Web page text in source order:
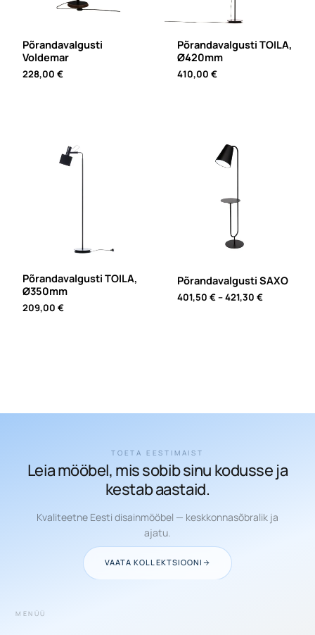
Põrandavalgusti
Voldemar
228,00€
Põrandavalgusti TOILA,
Ø420mm
410,00 €
Põrandavalgusti TOILA,
Ø350mm
209,00€
Põrandavalgusti SAXO
401,50 €–421,30 €Price
TOETA EESTIMAIST
Leia mööbel, mis sobib sinu kodusse ja
kestab aastaid.
Kvaliteetne Eesti disainmööbel — keskkonnasõbralik ja
ajatu.
VAATA KOLLEKTSIOONI
MENÜÜ